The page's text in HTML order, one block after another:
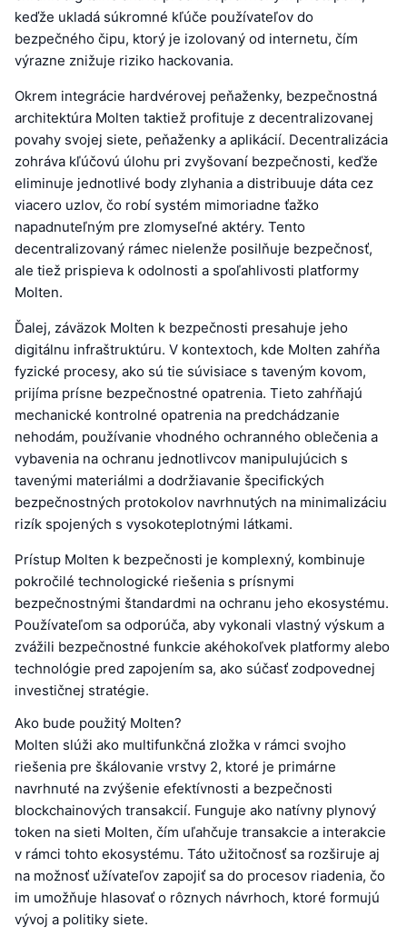
keďže ukladá súkromné kľúče používateľov do
bezpečného čipu, ktorý je izolovaný od internetu, čím
výrazne znižuje riziko hackovania.
Okrem integrácie hardvérovej peňaženky, bezpečnostná
architektúra Molten taktiež profituje z decentralizovanej
povahy svojej siete, peňaženky a aplikácií. Decentralizácia
zohráva kľúčovú úlohu pri zvyšovaní bezpečnosti, keďže
eliminuje jednotlivé body zlyhania a distribuuje dáta cez
viacero uzlov, čo robí systém mimoriadne ťažko
napadnuteľným pre zlomyseľné aktéry. Tento
decentralizovaný rámec nielenže posilňuje bezpečnosť,
ale tiež prispieva k odolnosti a spoľahlivosti platformy
Molten.
Ďalej, záväzok Molten k bezpečnosti presahuje jeho
digitálnu infraštruktúru. V kontextoch, kde Molten zahŕňa
fyzické procesy, ako sú tie súvisiace s taveným kovom,
prijíma prísne bezpečnostné opatrenia. Tieto zahŕňajú
mechanické kontrolné opatrenia na predchádzanie
nehodám, používanie vhodného ochranného oblečenia a
vybavenia na ochranu jednotlivcov manipulujúcich s
tavenými materiálmi a dodržiavanie špecifických
bezpečnostných protokolov navrhnutých na minimalizáciu
rizík spojených s vysokoteplotnými látkami.
Prístup Molten k bezpečnosti je komplexný, kombinuje
pokročilé technologické riešenia s prísnymi
bezpečnostnými štandardmi na ochranu jeho ekosystému.
Používateľom sa odporúča, aby vykonali vlastný výskum a
zvážili bezpečnostné funkcie akéhokoľvek platformy alebo
technológie pred zapojením sa, ako súčasť zodpovednej
investičnej stratégie.
Ako bude použitý Molten?
Molten slúži ako multifunkčná zložka v rámci svojho
riešenia pre škálovanie vrstvy 2, ktoré je primárne
navrhnuté na zvýšenie efektívnosti a bezpečnosti
blockchainových transakcií. Funguje ako natívny plynový
token na sieti Molten, čím uľahčuje transakcie a interakcie
v rámci tohto ekosystému. Táto užitočnosť sa rozširuje aj
na možnosť užívateľov zapojiť sa do procesov riadenia, čo
im umožňuje hlasovať o rôznych návrhoch, ktoré formujú
vývoj a politiky siete.